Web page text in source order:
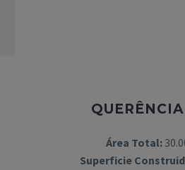
Área Total:
Superficie